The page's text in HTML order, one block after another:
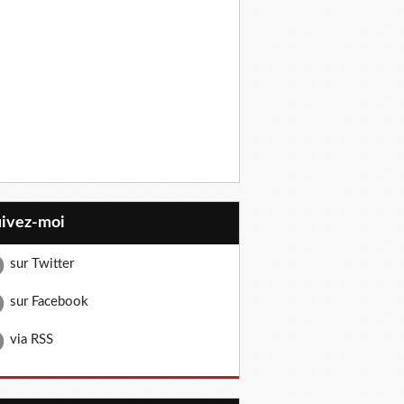
moi
sur Twitter
sur Facebook
via RSS